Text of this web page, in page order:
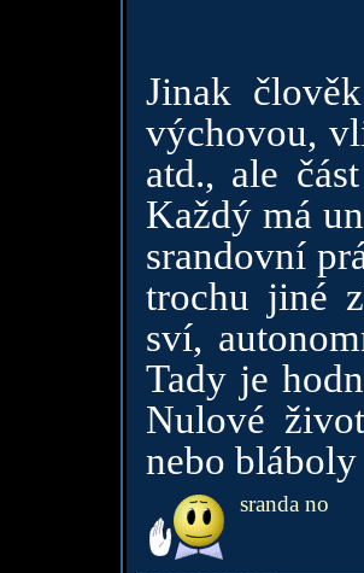
Jinak
výchovou,
atd., ale
Každý má
srandovní
trochu jiné
sví,
Tady je
Nulové
nebo
sranda no